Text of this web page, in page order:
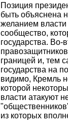
Позиция
быть объяснена
желанием
сообщество,
государства. Во-
границей и, тем
государства на
видимо, Кремль
которой
власти атакуют
из которых